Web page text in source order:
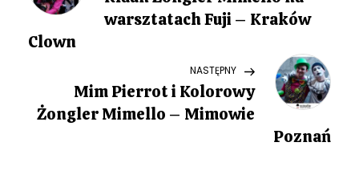
a
w
g
warsztatach Fuji – Kraków
Clown
Post
NASTĘPNY
Mim Pierrot i Kolorowy
Żongler Mimello – Mimowie
Poznań